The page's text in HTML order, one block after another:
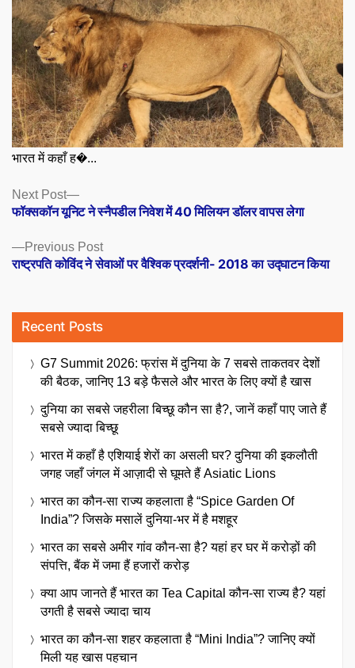
भारत में कहाँ ह�...
Posts
navigation
Previous PostPrevious
post:
राष्ट्रपति कोविंद ने सेवाओं पर वैश्विक प्रदर्शनी- 2018 का उद्घाटन किया
Next Post
Next
post:
फॉक्सकॉन यूनिट ने स्नैपडील निवेश में 40 मिलियन डॉलर वापस लेगा
Recent Posts
G7 Summit 2026: फ्रांस में दुनिया के 7 सबसे ताकतवर देशों
की बैठक, जानिए 13 बड़े फैसले और भारत के लिए क्यों है खास
दुनिया का सबसे जहरीला बिच्छू कौन सा है?, जानें कहाँ पाए जाते हैं
सबसे ज्यादा बिच्छू
भारत में कहाँ है एशियाई शेरों का असली घर? दुनिया की इकलौती
जगह जहाँ जंगल में आज़ादी से घूमते हैं Asiatic Lions
भारत का कौन-सा राज्य कहलाता है “Spice Garden Of
India”? जिसके मसालें दुनिया-भर में है मशहूर
भारत का सबसे अमीर गांव कौन-सा है? यहां हर घर में करोड़ों की
संपत्ति, बैंक में जमा हैं हजारों करोड़
क्या आप जानते हैं भारत का Tea Capital कौन-सा राज्य है? यहां
उगती है सबसे ज्यादा चाय
भारत का कौन-सा शहर कहलाता है “Mini India”? जानिए क्यों
मिली यह खास पहचान